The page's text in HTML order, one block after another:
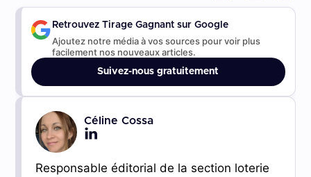
Retrouvez Tirage Gagnant sur Google
Ajoutez notre média à vos sources pour voir plus
facilement nos nouveaux articles.
Suivez-nous gratuitement
Céline Cossa
Responsable éditorial de la section loterie